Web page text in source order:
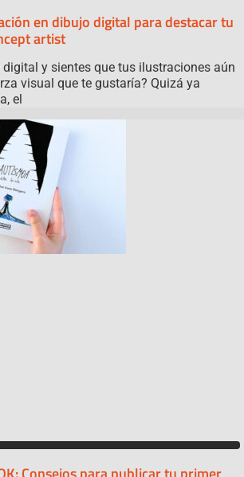
en dibujo digital para destacar tu
artist
digital y sientes que tus ilustraciones aún
visual que te gustaría? Quizá ya
el